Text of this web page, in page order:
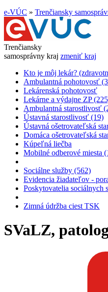
e-VÚC » Trenčiansky
Trenčiansky
samosprávny kraj zmeniť kraj
Kto je môj lekár?
Ambulantná pohotovosť
Lekárenská pohotovosť
Lekárne a výdajne ZP
Ambulantná starostlivosť
Ústavná starostlivosť (19)
Ústavná ošetrovateľská
Domáca ošetrovateľská
Kúpeľná liečba
Mobilné odberové miesta
Sociálne služby (562)
Evidencia žiadateľov -
Poskytovatelia sociálnych
Zimná údržba ciest TSK
SVaLZ,